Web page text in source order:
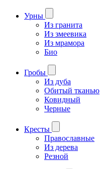
Урны
Из гранита
Из змеевика
Из мрамора
Био
Гробы
Из дуба
Обитый тканью
Ковидный
Черные
Кресты
Православные
Из дерева
Резной